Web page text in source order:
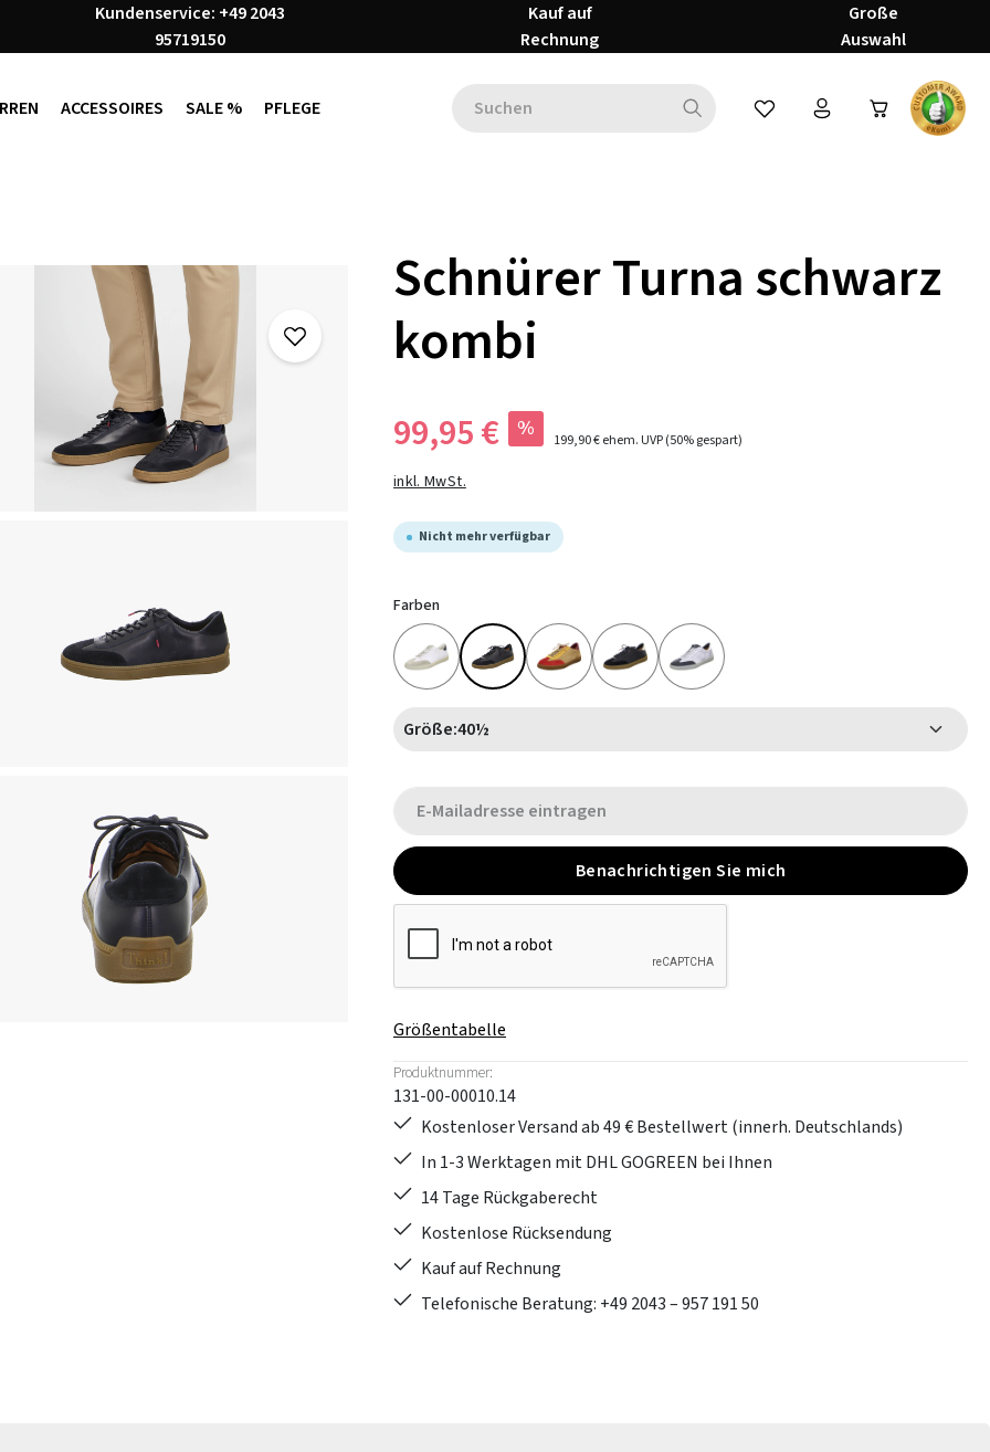
Kundenservice: +49 2043
95719150
Kauf auf
Rechnung
Große
Auswahl
ACCESSOIRES SALE % PFLEGE Du hast 0 Produkte auf dem
Schnürer Turna schwarz
kombi
99,95 € % 199,90 €ehem. UVP(50% gespart)
inkl. MwSt.
Nicht mehr verfügbar
Farben
Größe:40½
Benachrichtigen Sie mich
Größentabelle
Produktnummer:
131-00-00010.14
Kostenloser Versand ab 49 € Bestellwert (innerh. Deutschlands)
In 1-3 Werktagen mit DHL GOGREEN bei Ihnen
14 Tage Rückgaberecht
Kostenlose Rücksendung
Kauf auf Rechnung
Telefonische Beratung: +49 2043 – 957 191 50